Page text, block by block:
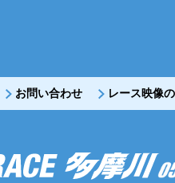
お問い合わせ レース映像